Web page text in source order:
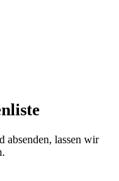
absenden, lassen wir